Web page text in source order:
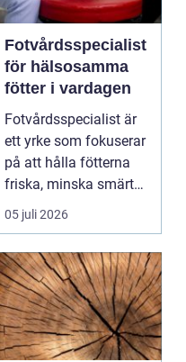
Fotvårdsspecialist
för hälsosamma
fötter i vardagen
Fotvårdsspecialist är
ett yrke som fokuserar
på att hålla fötterna
friska, minska smärta
och förebyg...
05 juli 2026